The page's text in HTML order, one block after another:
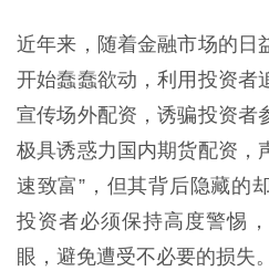
近年来，随着金融市场的日
开始蠢蠢欲动，利用投资者
宣传场外配资，诱骗投资者
极具诱惑力国内期货配资，
速致富”，但其背后隐藏的
投资者必须保持高度警惕
眼，避免遭受不必要的损失。